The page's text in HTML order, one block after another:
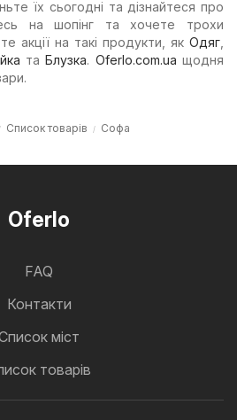
їх сьогодні та дізнайтеся про
на шопінг та хочете трохи
акції на такі продукти, як Одяг
таБлузка. Oferlo.com.ua щодня
Список товарів Софа
Oferlo
FAQ
Контакти
міст
товарів